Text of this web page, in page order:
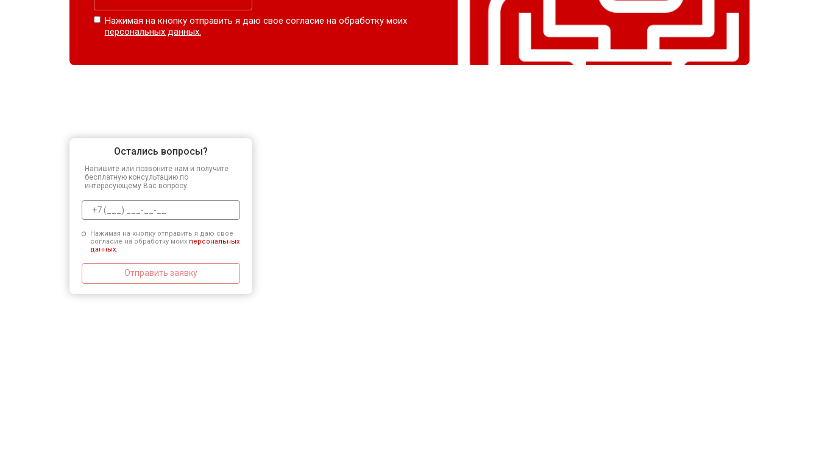
Нажимая на кнопку отправить я даю свое согласие на обработку моих
персональных данных.
Остались вопросы?
Напишите или позвоните нам и получите
бесплатную консультацию по
интересующему Вас вопросу.
Нажимая на кнопку отправить я даю свое
согласие на обработку моих персональных
данных.
Отправить заявку